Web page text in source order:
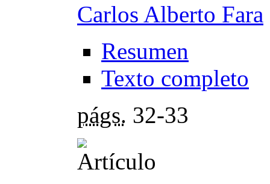
Carlos Alberto Fara
Resumen
Texto completo
págs. 32-33